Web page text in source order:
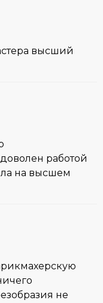
высший
работой
на высшем
не